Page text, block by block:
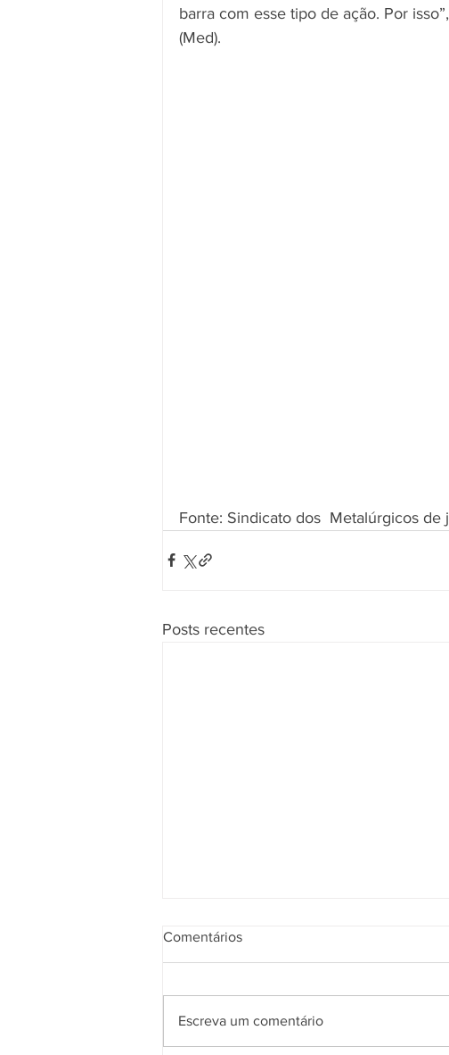
barra com esse tipo de ação. Por
(Med).
Fonte: Sindicato dos  Metalúrgicos de
Posts recentes
Comentários
Escreva um comentário